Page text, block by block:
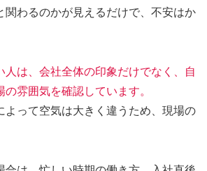
関わるのかが見えるだけで、不安はか
人は、会社全体の印象だけでなく、自
雰囲気を確認しています。
よって空気は大きく違うため、現場の